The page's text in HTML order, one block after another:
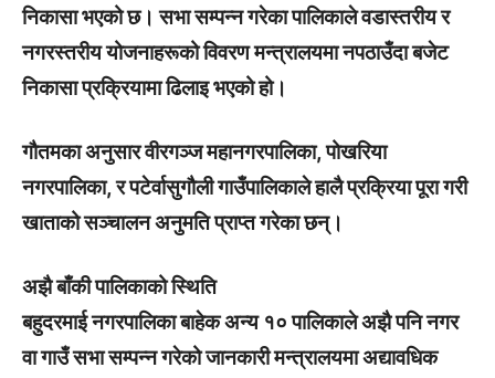
निकासा भएको छ। सभा सम्पन्न गरेका पालिकाले वडास्तरीय र
नगरस्तरीय योजनाहरूको विवरण मन्त्रालयमा नपठाउँदा बजेट
निकासा प्रक्रियामा ढिलाइ भएको हो।
गौतमका अनुसार वीरगञ्ज महानगरपालिका, पोखरिया
नगरपालिका, र पटेर्वासुगौली गाउँपालिकाले हालै प्रक्रिया पूरा गरी
खाताको सञ्चालन अनुमति प्राप्त गरेका छन्।
अझै बाँकी पालिकाको स्थिति
बहुदरमाई नगरपालिका बाहेक अन्य १० पालिकाले अझै पनि नगर
वा गाउँ सभा सम्पन्न गरेको जानकारी मन्त्रालयमा अद्यावधिक